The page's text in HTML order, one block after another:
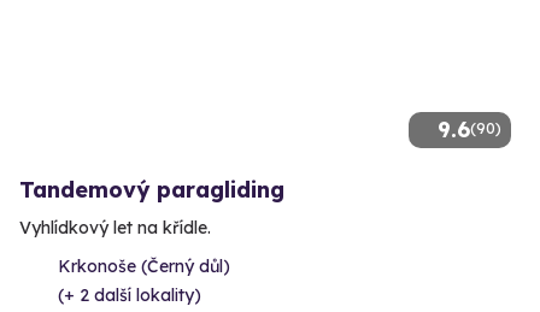
9.6(90)
Tandemový paragliding
Vyhlídkový let na křídle.
Krkonoše (Černý důl)
(+ 2 další lokality)